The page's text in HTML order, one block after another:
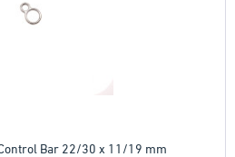
Control Bar 22/30 x 11/19 mm